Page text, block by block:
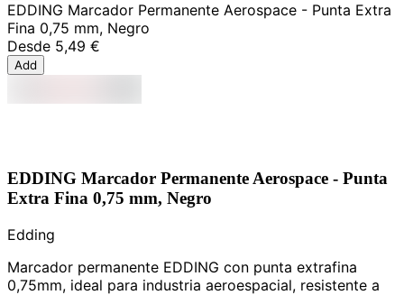
EDDING Marcador Permanente Aerospace - Punta Extra
Fina 0,75 mm, Negro
Desde 5,49 €
Add
EDDING Marcador Permanente Aerospace - Punta
Extra Fina 0,75 mm, Negro
Edding
Marcador permanente EDDING con punta extrafina
0,75mm, ideal para industria aeroespacial, resistente a